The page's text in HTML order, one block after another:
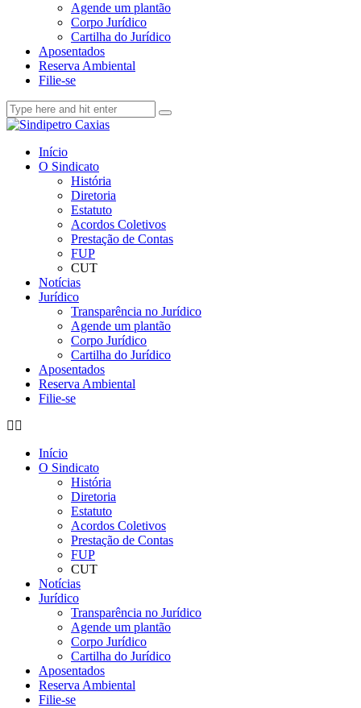
Agende um plantão
Corpo Jurídico
Cartilha do Jurídico
Aposentados
Reserva Ambiental
Filie-se
Início
O Sindicato
História
Diretoria
Estatuto
Acordos Coletivos
Prestação de Contas
FUP
CUT
Notícias
Jurídico
Transparência no Jurídico
Agende um plantão
Corpo Jurídico
Cartilha do Jurídico
Aposentados
Reserva Ambiental
Filie-se
Início
O Sindicato
História
Diretoria
Estatuto
Acordos Coletivos
Prestação de Contas
FUP
CUT
Notícias
Jurídico
Transparência no Jurídico
Agende um plantão
Corpo Jurídico
Cartilha do Jurídico
Aposentados
Reserva Ambiental
Filie-se